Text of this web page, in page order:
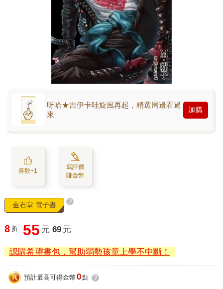
呀哈★吉伊卡哇旋風再起，精選周邊看過
來
加購
喜歡+1
寫評價
賺金幣
金石堂 電子書 ?
8 折 55 元 69 元
認購希望書包，幫助弱勢孩童上學不中斷！
預計最高可得金幣 0點 ?